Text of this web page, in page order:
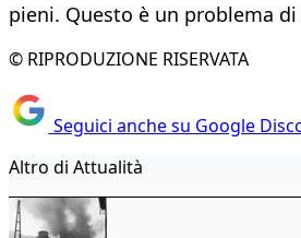
pieni. Questo è un problema di
© RIPRODUZIONE RISERVATA
Seguici anche su Google
Altro di Attualità